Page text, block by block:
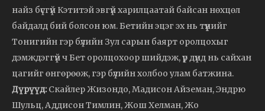
найз бүсгүй Кэтитэй эвгүй харилцаатай байсан нөхцөл
байдалд бий болсон юм. Бетийн эцэг эх нь түүнийг
Тонигийн гэр бүлийн Зул сарын баярт оролцохыг
дэмждэггүй ч Бет оролцохоор шийдэж, үр дүнд нь сайхан
цагийг өнгөрөөж, гэр бүлийн холбоо улам батжина.
Дүрүүд: Скайлер Жизондо, Мадисон Айземан, Эндрю
Шульц, Аддисон Тимлин, Жош Хелман, Жо